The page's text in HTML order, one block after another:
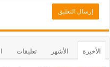
الأخيرة الأشهر تعليقات